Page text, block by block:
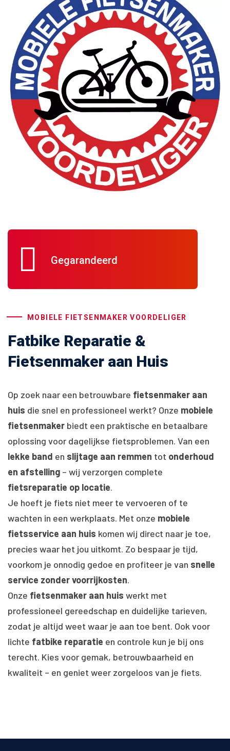
Gegarandeerd
MOBIELE FIETSENMAKER VOORDELIGER
Fatbike Reparatie &
Fietsenmaker aan Huis
Op zoek naar een betrouwbare fietsenmaker aan
huis die snel en professioneel werkt? Onze mobiele
fietsenmaker biedt een praktische en betaalbare
oplossing voor dagelijkse fietsproblemen. Van een
lekke band en slijtage aan remmen tot onderhoud
en afstelling – wij verzorgen complete
fietsreparatie op locatie.
Je hoeft je fiets niet meer te vervoeren of te
wachten in een werkplaats. Met onze mobiele
fietsservice aan huis komen wij direct naar je toe,
precies waar het jou uitkomt. Zo bespaar je tijd,
voorkom je onnodig gedoe en profiteer je van snelle
service zonder voorrijkosten.
Onze fietsenmaker aan huis werkt met
professioneel gereedschap en duidelijke tarieven,
zodat je altijd weet waar je aan toe bent. Ook voor
lichte fatbike reparatie en controle kun je bij ons
terecht. Kies voor gemak, betrouwbaarheid en
kwaliteit – en geniet weer zorgeloos van je fiets.